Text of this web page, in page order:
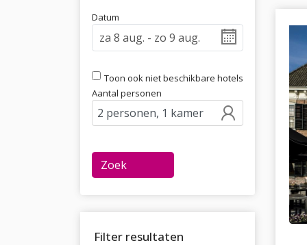
Datum
Toon ook niet beschikbare hotels
Aantal personen
Zoek
Filter resultaten